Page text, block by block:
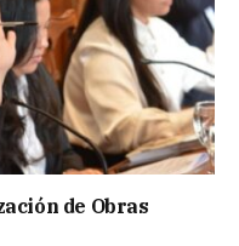
de Obras